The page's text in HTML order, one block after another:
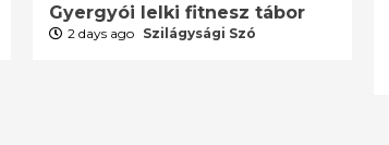
Gyergyói lelki fitnesz tábor
2 days ago Szilágysági Szó